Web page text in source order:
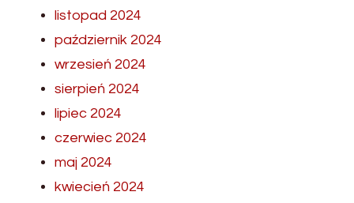
listopad 2024
październik 2024
wrzesień 2024
sierpień 2024
lipiec 2024
czerwiec 2024
maj 2024
kwiecień 2024